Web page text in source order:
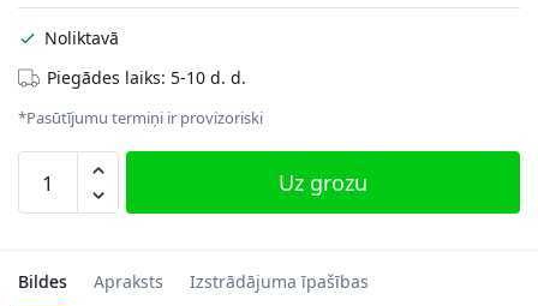
Noliktavā
Piegādes laiks: 5-10 d. d.
*Pasūtījumu termiņi ir provizoriski
plaukts,
daudzums
Uz grozu
Bildes Apraksts Izstrādājuma īpašības